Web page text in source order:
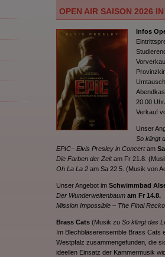
OPEN AIR SAISON 2026
Infos
20.00
Verkauf
Unser
So klingt
EPIC– Elvis Presley in Concertam
Die Farben der Zeitam Fr 21.8.
Oh La La 2am Sa 22.5. (Musik von
Unser Angebot im Schwimmbad
Der Wunderweltenbaum am Fr 14.8.
Mission Impossible – The Final
Brass Cats(Musik zu So klingt das
Im Blechbläserensemble Brass Cats
Westpfalz zusammengefunden, die
ideellen Einsatz der Kammermusik